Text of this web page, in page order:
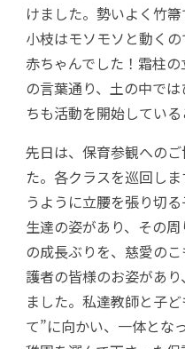
けました。勢いよく竹
小枝はモソモソと動く
赤ちゃんでした！霜柱
の言葉通り、土の中で
ちも活動を開始している
先日は、保育参観への
た。各クラスを巡回し
うように立腰を張り切
生達の姿があり、その
の成長ぶりを、慈愛の
護者の皆様のお姿があ
ました。私達教師と子
て”に向かい、一体とな